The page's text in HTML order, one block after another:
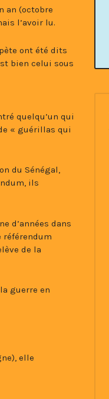
an (octobre
l’avoir lu.
ont été dits
bien celui sous
quelqu’un qui
« guérillas qui
du Sénégal,
ils
d’années dans
référendum
de la
guerre en
elle